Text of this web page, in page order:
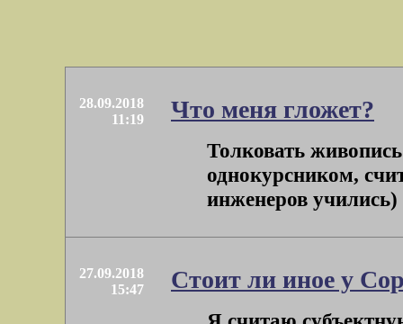
28.09.2018
11:19
Что меня гложет?
Толковать
однокурсником,
инженеров
27.09.2018
15:47
Стоит ли иное у